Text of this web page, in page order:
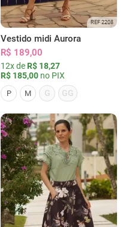
REF 2208
Vestido midi Aurora
R$ 189,00
12x de R$ 18,27
R$ 185,00 no PIX
P M G GG